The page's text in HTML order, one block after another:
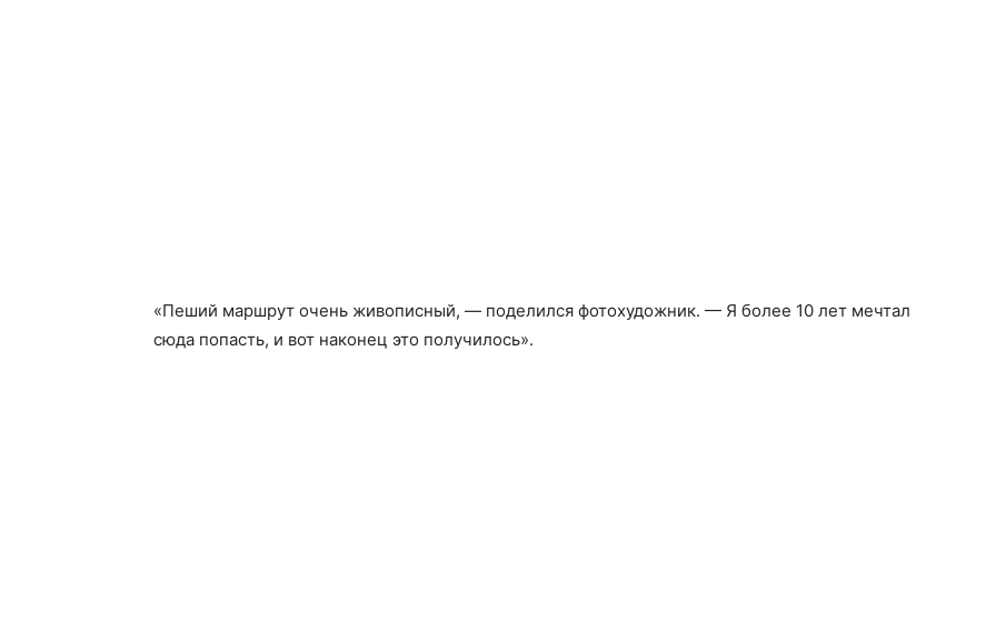
«Пеший маршрут очень живописный, — поделился фотохудожник. — Я более 10 лет мечтал
сюда попасть, и вот наконец это получилось».